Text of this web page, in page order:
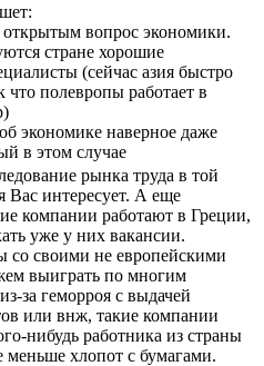
открытым вопрос экономики.
стране хорошие
(сейчас азия быстро
что полевропы работает в
экономике наверное даже
в этом случае
рынка труда в той
Вас интересует. А еще
компании работают в Греции,
уже у них вакансии.
со своими не европейскими
выиграть по многим
за геморроя с выдачей
или внж, такие компании
нибудь работника из страны
меньше хлопот с бумагами.